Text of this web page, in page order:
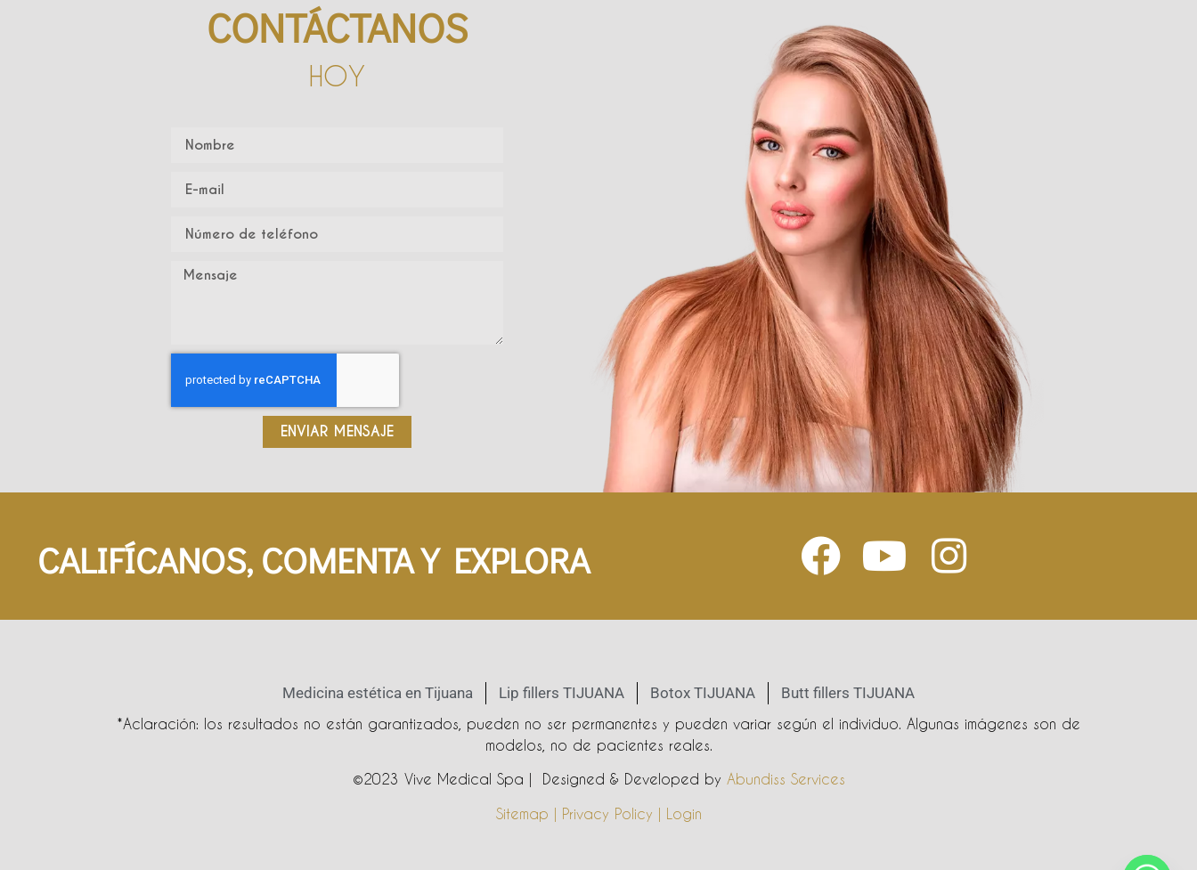
CONTÁCTANOS
HOY
ENVIAR MENSAJE
CALIFÍCANOS, COMENTA Y EXPLORA
Medicina estética en Tijuana Lip fillers TIJUANA Botox TIJUANA Butt fillers TIJUANA
*Aclaración: los resultados no están garantizados, pueden no ser permanentes y pueden variar según el individuo. Algunas imágenes son de
modelos, no de pacientes reales.
©2023 Vive Medical Spa | Designed & Developed by Abundiss Services
Sitemap | Privacy Policy | Login